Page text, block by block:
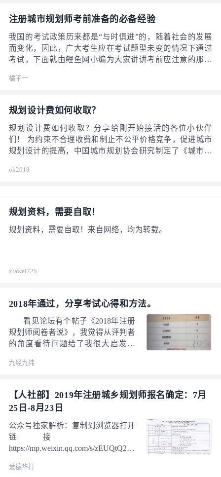
注册城市规划师考前准备的必备经验
我国的考试政策历来都是“与时俱进”的，随着社会的发展
而变化，因此，广大考生应在考试题型未变的情况下通过
考试，下面就由鲤鱼网小编为大家讲讲考前应注意的那些
资料收集并整理好，筛选并分类。注规这一类考试需要准
教材和法规文件汇编和续编，指定的教材是基本资料，是
本学科知识要点的浓缩。二为真题，尽管每年采用历年真
题的重复率极低，但真题是最能体现考试的难度与深度的
直观资料，十分具有代表性。考生可在相关的网站上搜索
真题，在复习之前做几套真题，根据时间顺序从最近的那
点难点。在考试之前在做一遍，尽管在考试中出现的那极
时要注意出版社和编者，找出建工出版社的相关资料，其
他出版社的质量难以保证，若复习出现偏差，则影响考生
的最终成绩。
橘子一
规划设计费如何收取？
规划设计费如何收取？分享给刚开始接活的各位小伙伴
们！ 为约束不合理收费和制止不公平价格竞争，促进城市
规划设计的提高，中国城市规划协会研究制定了《城市规
ok2018
规划资料，需要自取！
规划资料，需要自取！来自网络，均为转载。
xiawei725
2018年通过，分享考试心得和方法。
看见论坛有个帖子《2018年注册
规划师阅卷者说》，我觉得从评判者
的角度看待问题给了我很大启发，
绩我会附在后面，本人本着知无不言
错请您大声批评，但我一定是真诚
的。 我主要从三个方面谈谈自己的
看法，第一：注规今后的考试变化为
怎么样？第二就是如何复习和备考？
第三就是考场上如何应付？再次说
明，我是放开来讲，不针对谁，也不
九经九纬
【人社部】2019年注册城乡规划师报名确定：7月
25日-8月23日
公众号独家解析：复制到浏览器打开
链接
https://mp.weixin.qq.com/s/zEUQtQ24-
爱德华打